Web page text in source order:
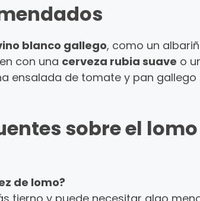
blanco gallego, como un
con una cerveza rubia suave o
ensalada de tomate y pan
sobre el
de lomo?